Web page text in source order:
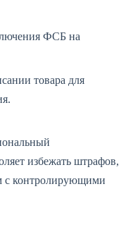
ФСБ на
товара для
избежать штрафов,
с контролирующими